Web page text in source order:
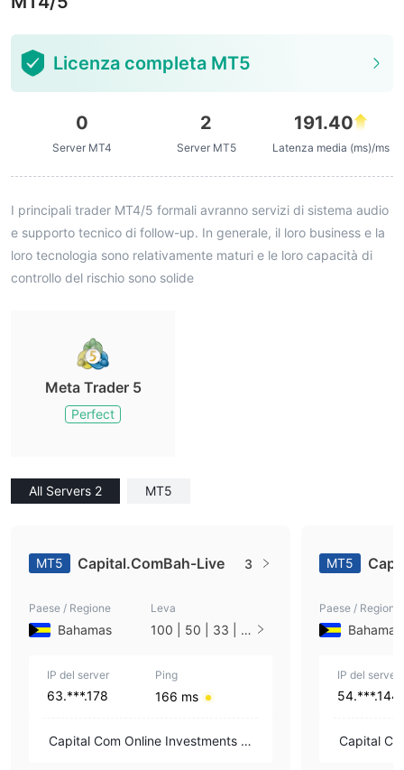
Licenza completa MT5
0
Server MT4
2
Server MT5
191.40
Latenza media (ms)/ms
I principali trader MT4/5 formali avranno servizi di sistema audio
e supporto tecnico di follow-up. In generale, il loro business e la
loro tecnologia sono relativamente maturi e le loro capacità di
controllo del rischio sono solide
Meta Trader 5
Perfect
All Servers 2 MT5
MT5 Capital.ComBah-Live 3
Paese / Regione
Bahamas
Leva
100 | 50 | 33 | 2
IP del server
63.***.178
Ping
166 ms
Capital Com Online Investments Lt
MT5
Paese / Regione
Bahamas
IP del server
54.***.144
Capital